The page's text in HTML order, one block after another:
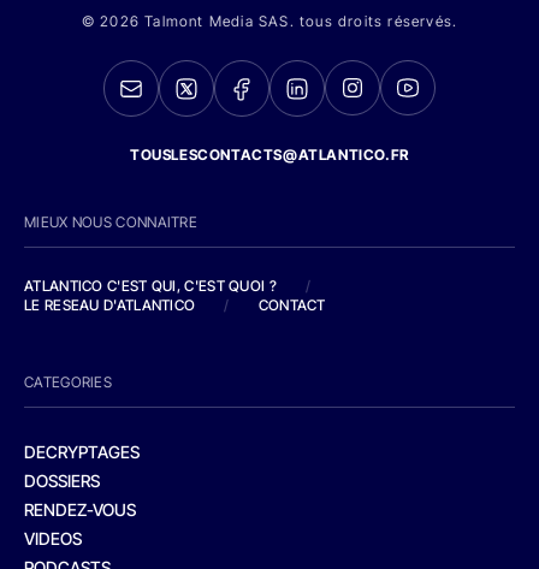
© 2026 Talmont Media SAS. tous droits réservés.
TOUSLESCONTACTS@ATLANTICO.FR
MIEUX NOUS CONNAITRE
ATLANTICO C'EST QUI, C'EST QUOI ?
/
LE RESEAU D'ATLANTICO
/ CONTACT
CATEGORIES
DECRYPTAGES
DOSSIERS
RENDEZ-VOUS
VIDEOS